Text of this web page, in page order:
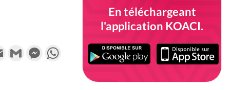
Email Gmail MessengerWhatsApp
En téléchargeant
l'application KOACI.